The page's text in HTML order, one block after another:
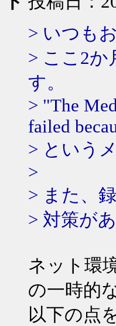
> いつも
> ここ2か
す。
> "The
failed
> という
>
> また、
> 対策が
ネット環
の一時的
以下の点